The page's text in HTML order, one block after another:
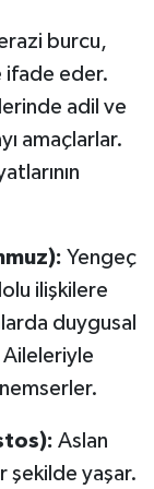
burcu,
ifade eder.
adil ve
amaçlarlar.
Yengeç
ilişkilere
duygusal
Aslan
şekilde yaşar.